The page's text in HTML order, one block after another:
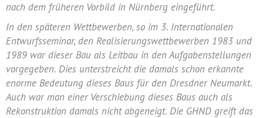
nach dem früheren Vorbild in Nürnberg eingeführt.
In den späteren Wettbewerben, so im 3. Internationalen
Entwurfsseminar, den Realisierungswettbewerben 1983 und
1989 war dieser Bau als Leitbau in den Aufgabenstellungen
vorgegeben. Dies unterstreicht die damals schon erkannte
enorme Bedeutung dieses Baus für den Dresdner Neumarkt.
Auch war man einer Verschiebung dieses Baus auch als
Rekonstruktion damals nicht abgeneigt. Die GHND greift das